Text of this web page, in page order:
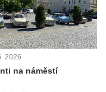
2026
na náměstí